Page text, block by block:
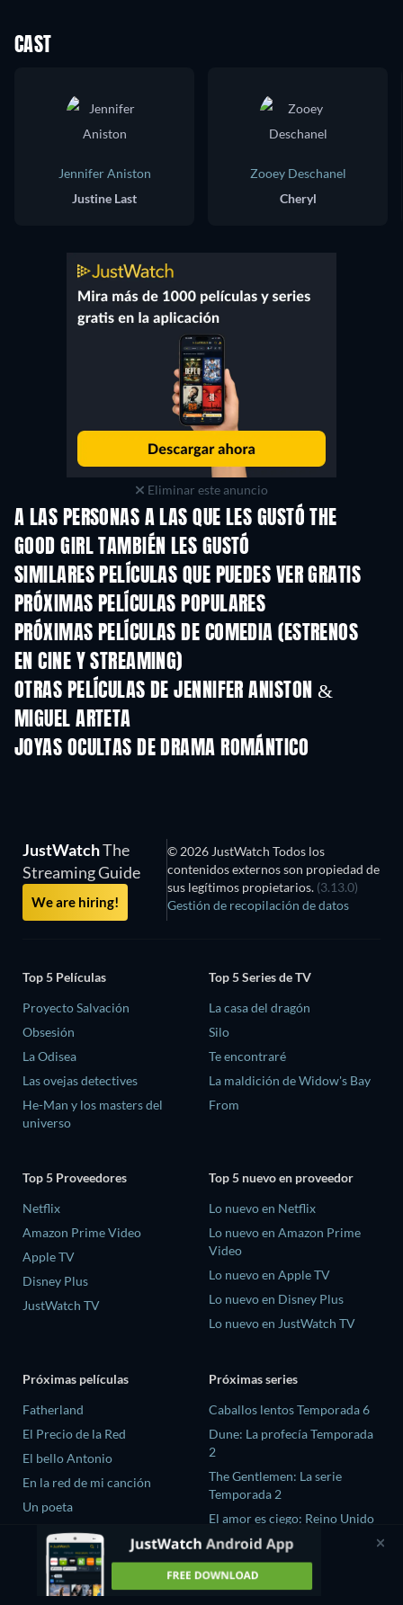
CAST
Jennifer Aniston
Justine Last
Zooey Deschanel
Cheryl
Eliminar este anuncio
A LAS PERSONAS A LAS QUE LES GUSTÓ THE
GOOD GIRL TAMBIÉN LES GUSTÓ
SIMILARES PELÍCULAS QUE PUEDES VER GRATIS
PRÓXIMAS PELÍCULAS POPULARES
PRÓXIMAS PELÍCULAS DE COMEDIA (ESTRENOS
EN CINE Y STREAMING)
OTRAS PELÍCULAS DE JENNIFER ANISTON &
MIGUEL ARTETA
JOYAS OCULTAS DE DRAMA ROMÁNTICO
JustWatchThe
Streaming Guide
We are hiring!
© 2026 JustWatch Todos los
contenidos externos son propiedad de
sus legítimos propietarios. (3.13.0)
Gestión de recopilación de datos
Top 5 Películas
Proyecto Salvación
Obsesión
La Odisea
Las ovejas detectives
He-Man y los masters del
universo
Top 5 Series de TV
La casa del dragón
Silo
Te encontraré
La maldición de Widow's Bay
From
Top 5 Proveedores
Netflix
Amazon Prime Video
Apple TV
Disney Plus
JustWatch TV
Top 5 nuevo en proveedor
Lo nuevo en Netflix
Lo nuevo en Amazon Prime
Video
Lo nuevo en Apple TV
Lo nuevo en Disney Plus
Lo nuevo en JustWatch TV
Próximas películas
Fatherland
El Precio de la Red
El bello Antonio
En la red de mi canción
Un poeta
Próximas series
Caballos lentos Temporada 6
Dune: La profecía Temporada
2
The Gentlemen: La serie
Temporada 2
El amor es ciego: Reino Unido
Temporada 3
Fuego Ardiente season-1